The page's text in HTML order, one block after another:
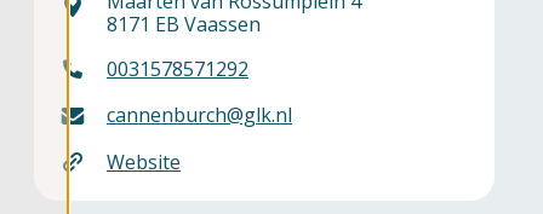
8171 EB Vaassen
0031578571292
cannenburch@glk.nl
Website